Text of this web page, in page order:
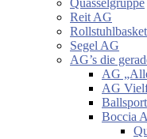
Quasselgruppe
Reit AG
Segel AG
AG’s die
AG
AG
Boccia